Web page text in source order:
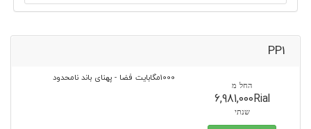
PP1
1000مگابایت فضا - پهنای باند نامحدود
החל מ
6,981,000Rial
שנתי